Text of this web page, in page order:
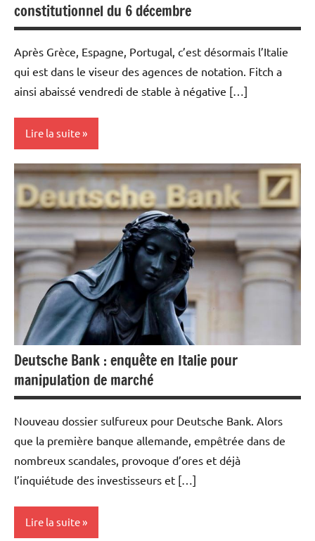
constitutionnel du 6 décembre
Après Grèce, Espagne, Portugal, c’est désormais l’Italie
qui est dans le viseur des agences de notation. Fitch a
ainsi abaissé vendredi de stable à négative […]
Lire la suite
Actualités
Economie
Deutsche Bank : enquête en Italie pour
manipulation de marché
Nouveau dossier sulfureux pour Deutsche Bank. Alors
que la première banque allemande, empêtrée dans de
nombreux scandales, provoque d’ores et déjà
l’inquiétude des investisseurs et […]
Lire la suite